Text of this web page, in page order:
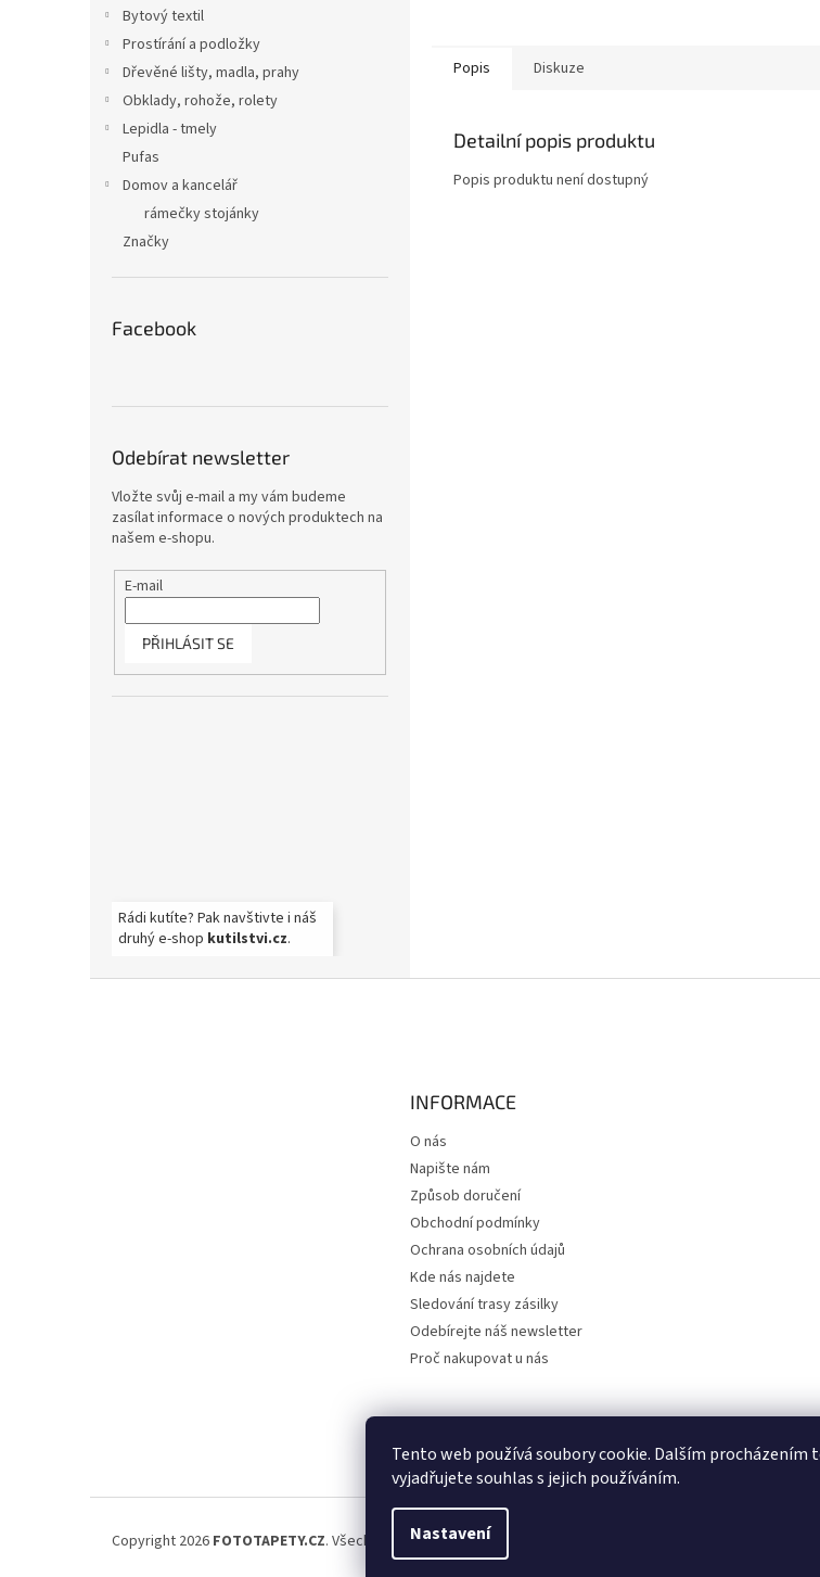
Tento web používá soubory cookie. Dalším procházením
vyjadřujete souhlas s jejich používáním.
Nastavení
Bytový textil
Prostírání a podložky
Dřevěné lišty, madla, prahy
Obklady, rohože, rolety
Lepidla - tmely
Pufas
Domov a kancelář
rámečky stojánky
Značky
Facebook
Odebírat newsletter
Vložte svůj e-mail a my vám budeme
zasílat informace o nových produktech na
našem e-shopu.
E-mail
PŘIHLÁSIT SE
Rádi kutíte? Pak navštivte i náš
druhý e-shop kutilstvi.cz.
Popis Diskuze
Detailní popis produktu
Popis produktu není dostupný
INFORMACE
O nás
Napište nám
Způsob doručení
Obchodní podmínky
Ochrana osobních údajů
Kde nás najdete
Sledování trasy zásilky
Odebírejte náš newsletter
Proč nakupovat u nás
Kutilství.cz
Copyright 2026 FOTOTAPETY.CZ. Všechna práva vyhrazena.